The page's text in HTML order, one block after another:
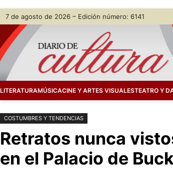
Saltar
contenido
Skip
content
7 de agosto de 2026 – Edición número: 6141
LITERATURAMÚSICACINE Y ARTES VISUALESTEATRO Y
COSTUMBRES Y TENDENCIAS
Retratos nunca
en el Palacio de